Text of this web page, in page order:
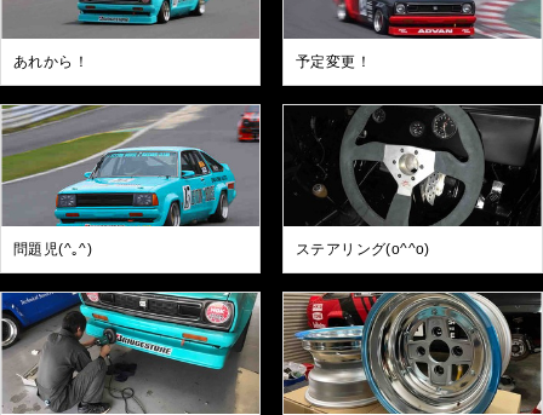
あれから！ 予定変更！
問題児(^｡^) ステアリング(o^^o)